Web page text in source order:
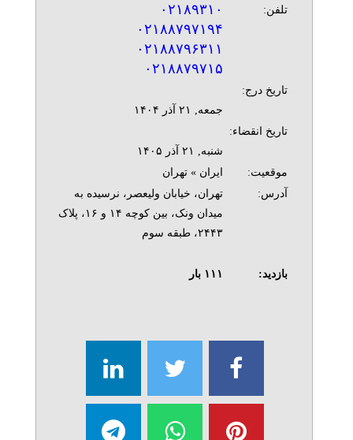
تلفن:
۰۲۱۸۹۳۱۰
۰۲۱۸۸۷۹۷۱۹۴
۰۲۱۸۸۷۹۶۳۱۱
۰۲۱۸۸۷۹۷۱۵
تاریخ درج:
جمعه, ۲۱ آذر ۱۴۰۴
تاریخ انقضاء:
شنبه, ۲۱ آذر ۱۴۰۵
موقعیت:
ایران » تهران
آدرس:
تهران، خیابان ولیعصر، نرسیده به
میدان ونک، بین کوچه ۱۴ و ۱۶، پلاک
۲۴۴۳، طبقه سوم
بازدید: ۱۱۱ بار